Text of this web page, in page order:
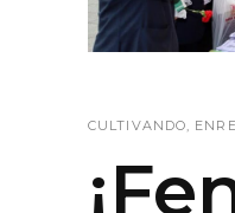
CULTIVANDO,